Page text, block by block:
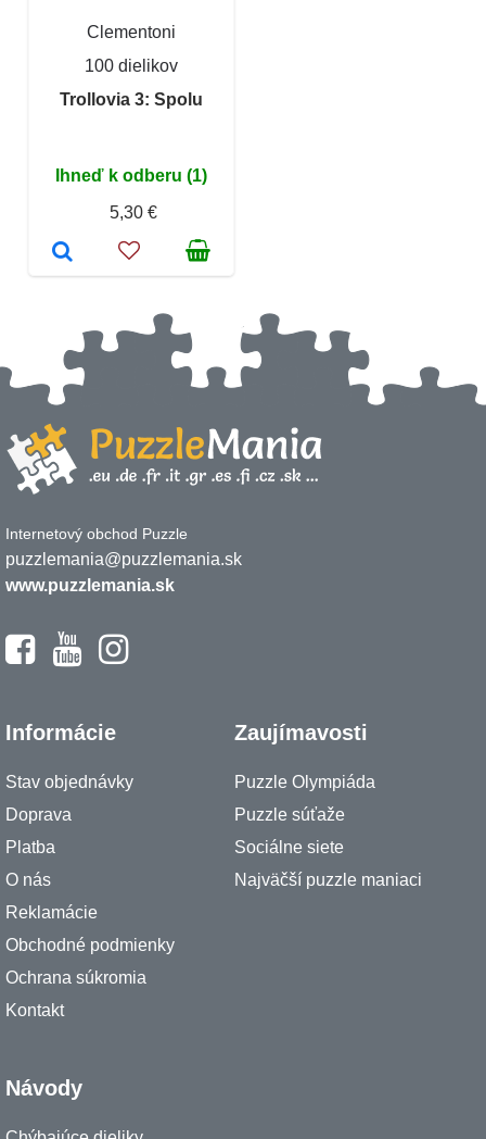
Clementoni
100 dielikov
Trollovia 3: Spolu
Ihneď k odberu (1)
5,30 €
Internetový obchod Puzzle
puzzlemania@puzzlemania.sk
www.puzzlemania.sk
Informácie
Stav objednávky
Doprava
Platba
O nás
Reklamácie
Obchodné podmienky
Ochrana súkromia
Kontakt
Zaujímavosti
Puzzle Olympiáda
Puzzle súťaže
Sociálne siete
Najväčší puzzle maniaci
Návody